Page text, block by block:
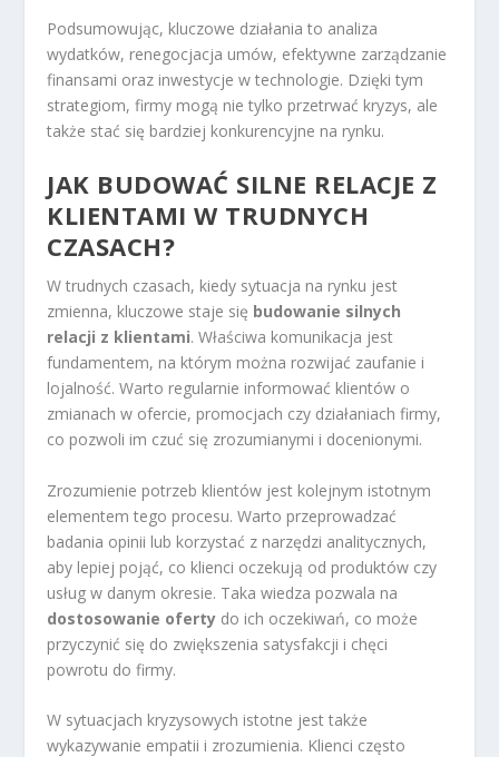
Podsumowując, kluczowe działania to analiza
wydatków, renegocjacja umów, efektywne zarządzanie
finansami oraz inwestycje w technologie. Dzięki tym
strategiom, firmy mogą nie tylko przetrwać kryzys, ale
także stać się bardziej konkurencyjne na rynku.
JAK BUDOWAĆ SILNE RELACJE Z
KLIENTAMI W TRUDNYCH
CZASACH?
W trudnych czasach, kiedy sytuacja na rynku jest
zmienna, kluczowe staje się budowanie silnych
relacji z klientami. Właściwa komunikacja jest
fundamentem, na którym można rozwijać zaufanie i
lojalność. Warto regularnie informować klientów o
zmianach w ofercie, promocjach czy działaniach firmy,
co pozwoli im czuć się zrozumianymi i docenionymi.
Zrozumienie potrzeb klientów jest kolejnym istotnym
elementem tego procesu. Warto przeprowadzać
badania opinii lub korzystać z narzędzi analitycznych,
aby lepiej pojąć, co klienci oczekują od produktów czy
usług w danym okresie. Taka wiedza pozwala na
dostosowanie oferty do ich oczekiwań, co może
przyczynić się do zwiększenia satysfakcji i chęci
powrotu do firmy.
W sytuacjach kryzysowych istotne jest także
wykazywanie empatii i zrozumienia. Klienci często